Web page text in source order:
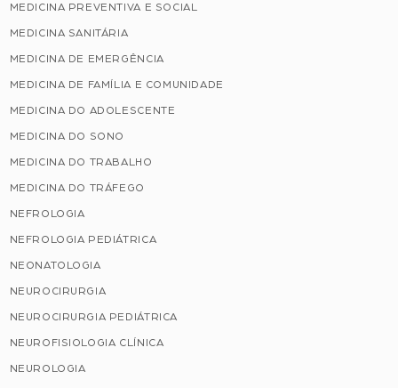
MEDICINA PREVENTIVA E SOCIAL
MEDICINA SANITÁRIA
MEDICINA DE EMERGÊNCIA
MEDICINA DE FAMÍLIA E COMUNIDADE
MEDICINA DO ADOLESCENTE
MEDICINA DO SONO
MEDICINA DO TRABALHO
MEDICINA DO TRÁFEGO
NEFROLOGIA
NEFROLOGIA PEDIÁTRICA
NEONATOLOGIA
NEUROCIRURGIA
NEUROCIRURGIA PEDIÁTRICA
NEUROFISIOLOGIA CLÍNICA
NEUROLOGIA